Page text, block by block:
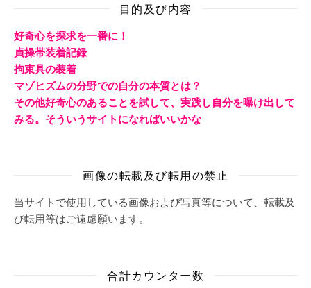
目的及び内容
好奇心を探求を一番に！
貞操帯装着記録
拘束具の装着
マゾヒズムの分野での自分の本質とは？
その他好奇心のあることを試して、実践し自分を曝け出して
みる。そういうサイトになればいいかな
画像の転載及び転用の禁止
当サイトで使用している画像および写真等について、転載及
び転用等はご遠慮願います。
合計カウンター数